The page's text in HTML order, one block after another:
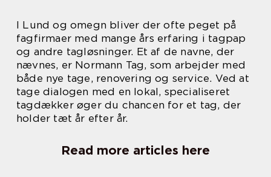
I Lund og omegn bliver der ofte peget på
fagfirmaer med mange års erfaring i tagpap
og andre tagløsninger. Et af de navne, der
nævnes, er Normann Tag, som arbejder med
både nye tage, renovering og service. Ved at
tage dialogen med en lokal, specialiseret
tagdækker øger du chancen for et tag, der
holder tæt år efter år.
Read more articles here